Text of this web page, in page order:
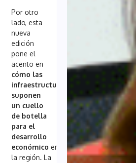
Por otro
lado, esta
nueva
edición
pone el
acento en
cómo las
infraestructuras
suponen
un cuello
de botella
para el
desarrollo
económico en
la región. La